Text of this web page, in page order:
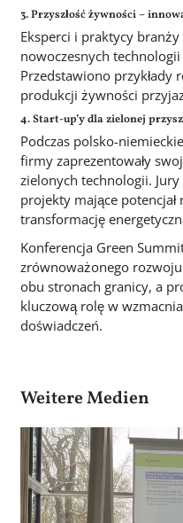
3. Przyszłość żywności –
Eksperci i praktycy
nowoczesnych
Przedstawiono przykłady
produkcji żywności
4. Start-up’y dla zielonej
Podczas polsko-
firmy zaprezentowały
zielonych technologii.
projekty mające potencjał
transformację
Konferencja Green
zrównoważonego
obu stronach granicy, a
kluczową rolę w
doświadczeń.
Weitere Medien
Obraz